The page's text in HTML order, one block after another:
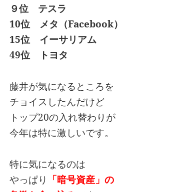
９位 テスラ
10位 メタ（Facebook）
15位 イーサリアム
49位 トヨタ
藤井が気になるところを
チョイスしたんだけど
トップ20の入れ替わりが
今年は特に激しいです。
特に気になるのは
やっぱり 「暗号資産」の